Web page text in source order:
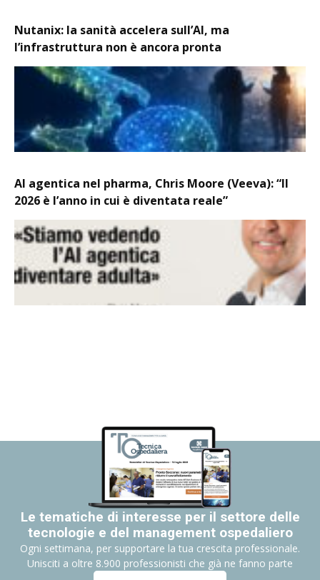
Nutanix: la sanità accelera sull’AI, ma
l’infrastruttura non è ancora pronta
AI agentica nel pharma, Chris Moore (Veeva): “Il
2026 è l’anno in cui è diventata reale”
Le tematiche di interesse per il settore delle
tecnologie e del management ospedaliero
Ogni settimana, per supportare la tua crescita professionale.
Unisciti a oltre 8.900 professionisti che già ne fanno parte